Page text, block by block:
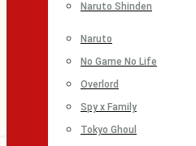
Naruto Shinden
Naruto
No Game No Life
Overlord
Spy x Family
Tokyo Ghoul